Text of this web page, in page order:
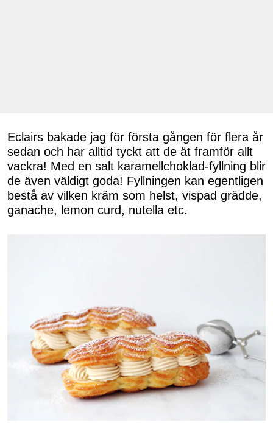
Eclairs bakade jag för första gången för flera år
sedan och har alltid tyckt att de ät framför allt
vackra! Med en salt karamellchoklad-fyllning blir
de även väldigt goda! Fyllningen kan egentligen
bestå av vilken kräm som helst, vispad grädde,
ganache, lemon curd, nutella etc.